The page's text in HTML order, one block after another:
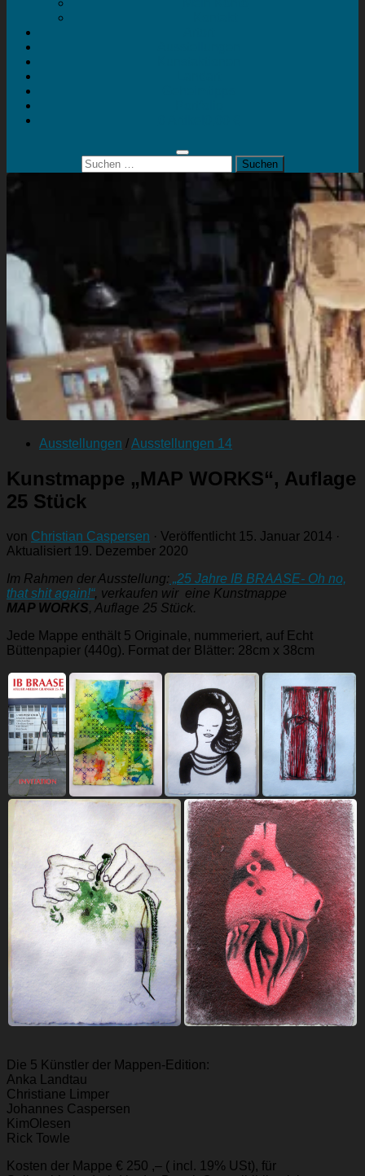
Suchen
nach:
Ausstellungen /Ausstellungen 14
Kunstmappe „MAP WORKS“, Auflage
25 Stück
von Christian Caspersen · Veröffentlicht 15. Januar 2014 ·
Aktualisiert 19. Dezember 2020
Im Rahmen der Ausstellung: „25 Jahre IB BRAASE- Oh no,
that shit again!“, verkaufen wir eine Kunstmappe
MAP WORKS, Auflage 25 Stück.
Jede Mappe enthält 5 Originale, nummeriert, auf Echt
Büttenpapier (440g). Format der Blätter: 28cm x 38cm
Die 5 Künstler der Mappen-Edition:
Anka Landtau
Christiane Limper
Johannes Caspersen
KimOlesen
Rick Towle
Kosten der Mappe € 250 ,– ( incl. 19% USt), für